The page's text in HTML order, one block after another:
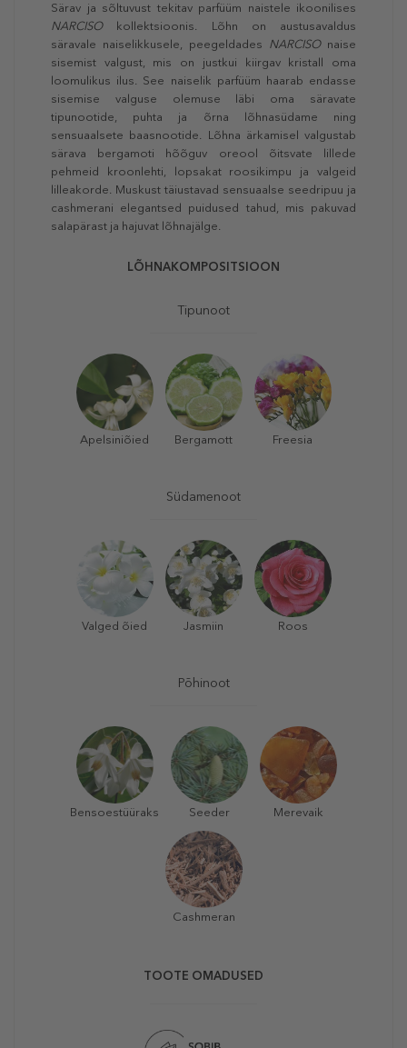
Särav ja sõltuvust tekitav parfüüm naistele ikoonilises
NARCISOkollektsioonis. Lõhn on austusavaldus
säravale naiselikkusele, peegeldades NARCISOnaise
sisemist valgust, mis on justkui kiirgav kristall oma
loomulikus ilus. See naiselik parfüüm haarab endasse
sisemise valguse olemuse läbi oma säravate
tipunootide, puhta ja õrna lõhnasüdame ning
sensuaalsete baasnootide. Lõhna ärkamisel valgustab
särava bergamoti hõõguv oreool õitsvate lillede
pehmeid kroonlehti, lopsakat roosikimpu ja valgeid
lilleakorde. Muskust täiustavad sensuaalse seedripuu ja
cashmerani elegantsed puidused tahud, mis pakuvad
salapärast ja hajuvat lõhnajälge.
LÕHNAKOMPOSITSIOON
Tipunoot
Apelsiniõied Bergamott Freesia
Südamenoot
Valged õied Jasmiin Roos
Põhinoot
Bensoestüüraks Seeder Merevaik
Cashmeran
TOOTE OMADUSED